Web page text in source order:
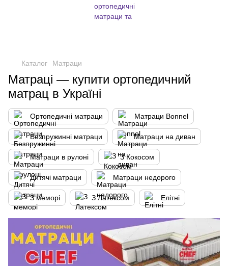
Каталог Матраци
Матраці — купити ортопедичний
матрац в Україні
Ортопедичні матраци Матраци Bonnel
Безпружинні матраци Матраци на диван
Матраци в рулоні З Кокосом
Дитячі матраци Матраци недорого
З меморі З Латексом Елітні